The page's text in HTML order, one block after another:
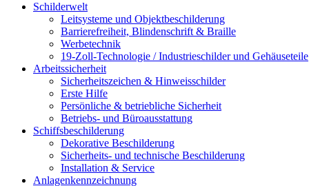
Schilderwelt
Leitsysteme und Objektbeschilderung
Barrierefreiheit, Blindenschrift & Braille
Werbetechnik
19-Zoll-Technologie / Industrieschilder und Gehäuseteile
Arbeitssicherheit
Sicherheitszeichen & Hinweisschilder
Erste Hilfe
Persönliche & betriebliche Sicherheit
Betriebs- und Büroausstattung
Schiffsbeschilderung
Dekorative Beschilderung
Sicherheits- und technische Beschilderung
Installation & Service
Anlagenkennzeichnung